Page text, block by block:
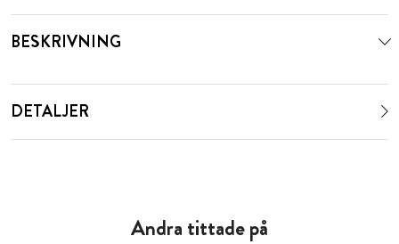
BESKRIVNING
DETALJER
Andra tittade på